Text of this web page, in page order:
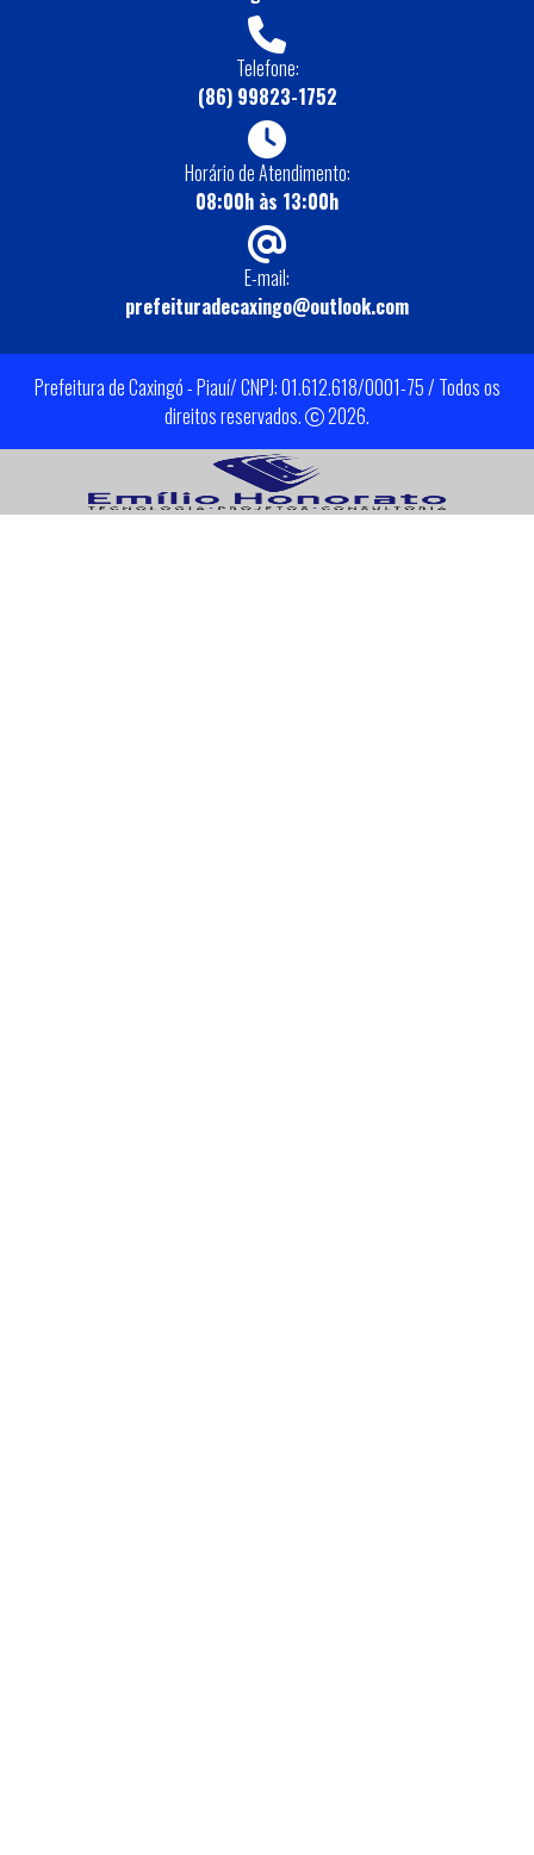
Telefone:
(86) 99823-1752
Horário de Atendimento:
08:00h às 13:00h
E-mail:
prefeituradecaxingo@outlook.com
Prefeitura de Caxingó - Piauí/ CNPJ: 01.612.618/0001-75 / Todos os
direitos reservados.
2026.